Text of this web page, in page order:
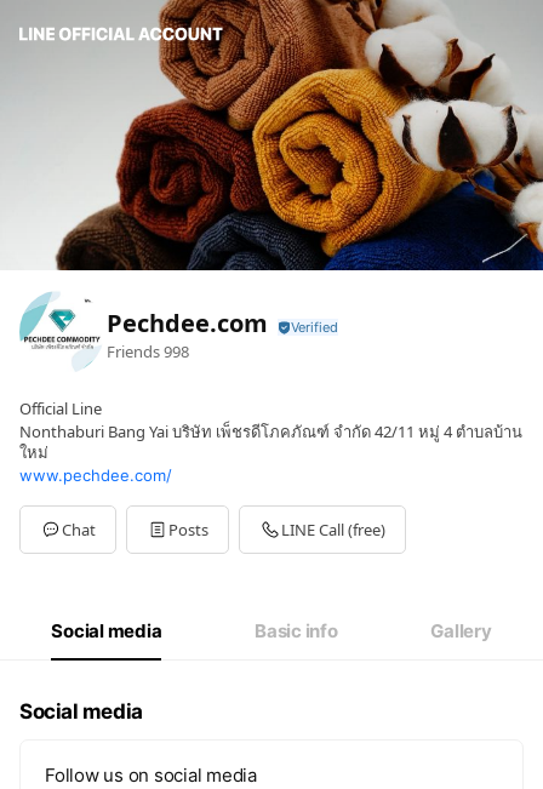
Pechdee.com
Friends998
Official Line
Nonthaburi Bang Yai บริษัท เพ็ชรดีโภคภัณฑ์ จำกัด 42/11 หมู่ 4 ตำบลบ้าน
ใหม่
www.pechdee.com/
Chat Posts LINE Call (free)
Social media Basic info Gallery
Social media
Follow us on social media